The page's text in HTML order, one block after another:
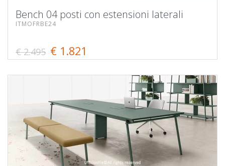
Bench 04 posti con estensioni laterali
ITMOFRBE24
€ 2.495 € 1.821